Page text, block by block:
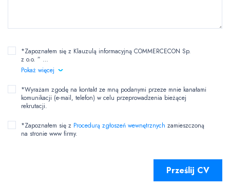
*Zapoznałem się z Klauzulą informacyjną COMMERCECON Sp.
z o.o. ” …
Pokaż więcej
*Wyrażam zgodę na kontakt ze mną podanymi przeze mnie kanałami
komunikacji (e-mail, telefon) w celu przeprowadzenia bieżącej
rekrutacji.
*Zapoznałem się z Procedurą zgłoszeń wewnętrznych zamieszczoną
na stronie www firmy.